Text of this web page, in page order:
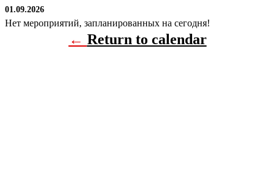
01.09.2026
Нет мероприятий, запланированных на сегодня!
← Return to calendar